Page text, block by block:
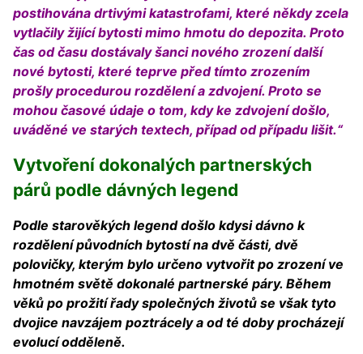
postihována drtivými katastrofami, které někdy zcela
vytlačily žijící bytosti mimo hmotu do depozita. Proto
čas od času dostávaly šanci nového zrození další
nové bytosti, které teprve před tímto zrozením
prošly procedurou rozdělení a zdvojení. Proto se
mohou časové údaje o tom, kdy ke zdvojení došlo,
uváděné ve starých textech, případ od případu lišit.“
Vytvoření dokonalých partnerských
párů podle dávných legend
Podle starověkých legend došlo kdysi dávno k
rozdělení původních bytostí na dvě části, dvě
polovičky, kterým bylo určeno vytvořit po zrození ve
hmotném světě dokonalé partnerské páry. Během
věků po prožití řady společných životů se však tyto
dvojice navzájem poztrácely a od té doby procházejí
evolucí odděleně.